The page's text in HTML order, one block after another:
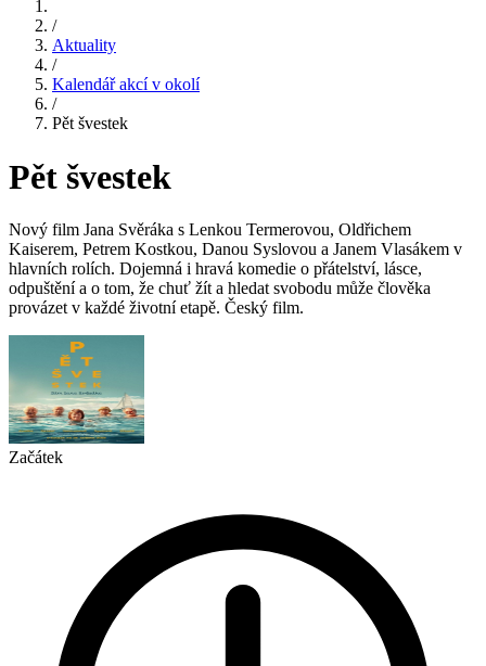
/
Aktuality
/
Kalendář akcí v okolí
/
Pět švestek
Pět švestek
Nový film Jana Svěráka s Lenkou Termerovou, Oldřichem
Kaiserem, Petrem Kostkou, Danou Syslovou a Janem Vlasákem v
hlavních rolích. Dojemná i hravá komedie o přátelství, lásce,
odpuštění a o tom, že chuť žít a hledat svobodu může člověka
provázet v každé životní etapě. Český film.
Začátek